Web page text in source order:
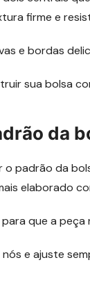
firme e
e bordas
sua bolsa
da
padrão da
elaborado
que a peça
e ajuste